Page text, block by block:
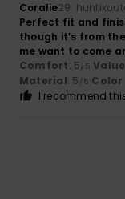
Coralie29.
Perfect fit and
though it’s from
me want to come
Comfort: 5/5
Material: 5 /5 Color
I recommend